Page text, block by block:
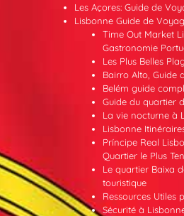
Les Açores: Guide de
Lisbonne Guide de
Time Out Market
Gastronomie
Les Plus Belles
Bairro Alto, Guide
Belém guide
Guide du quartier
La vie nocturne à
Lisbonne
Príncipe Real
Quartier le Plus
Le quartier Baixa
touristique
Ressources Utiles
Sécurité à